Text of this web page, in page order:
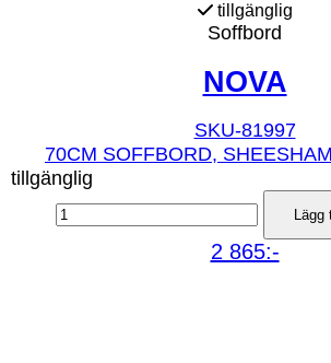
tillgänglig
Soffbord
NOVA
SKU-81997
70CM SOFFBORD,
tillgänglig
2 865:-